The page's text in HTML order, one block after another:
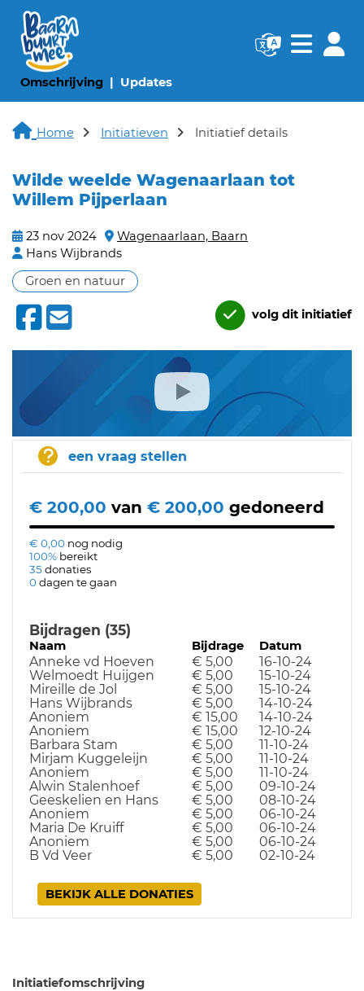
Omschrijving(huidige pagina)
Updates(huidige pagina)
Navigatie
Home Initiatieven Initiatief details
Wilde weelde Wagenaarlaan tot
Willem Pijperlaan
23 nov 2024
Wagenaarlaan, Baarn
Hans Wijbrands
Groen en natuur
volg dit initiatief
een vraag stellen
€ 200,00 van € 200,00 gedoneerd
€ 0,00 nog nodig
100% bereikt
35 donaties
0dagen te gaan
Bijdragen (35)
Naam Bijdrage Datum
Anneke vd Hoeven € 5,00
16-10-24
Welmoedt Huijgen
€ 5,00
15-10-24
Mireille de Jol
€ 5,00
15-10-24
Hans Wijbrands
€ 5,00
14-10-24
Anoniem
€ 15,00
14-10-24
Anoniem
€ 15,00
12-10-24
Barbara Stam
€ 5,00
11-10-24
Mirjam Kuggeleijn
€ 5,00
11-10-24
Anoniem
€ 5,00
11-10-24
Alwin Stalenhoef
€ 5,00
09-10-24
Geeskelien en Hans
€ 5,00
08-10-24
Anoniem
€ 5,00
06-10-24
Maria De Kruiff
€ 5,00
06-10-24
Anoniem
€ 5,00
06-10-24
B Vd Veer
€ 5,00 02-10-24
BEKIJK ALLE DONATIES
Initiatiefomschrijving